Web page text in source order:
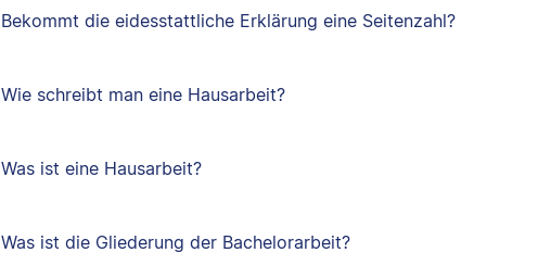
Bekommt die eidesstattliche Erklärung eine Seitenzahl?
Wie schreibt man eine Hausarbeit?
Was ist eine Hausarbeit?
Was ist die Gliederung der Bachelorarbeit?